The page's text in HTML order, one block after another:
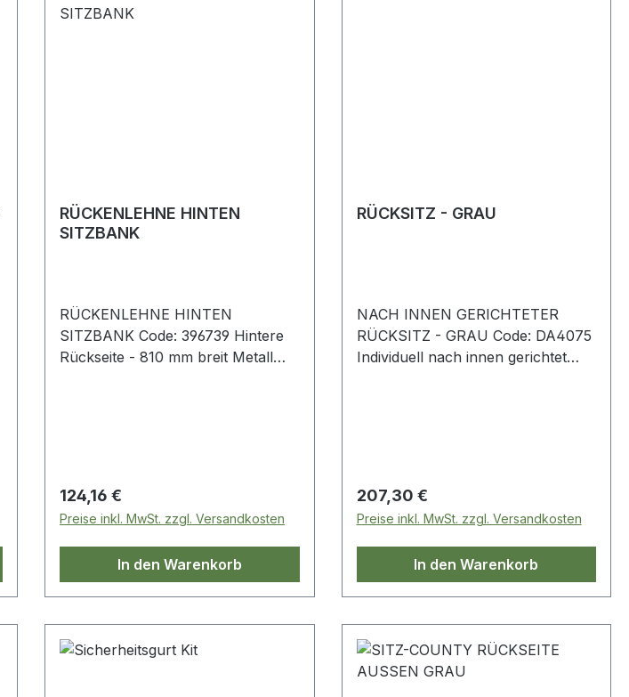
RÜCKENLEHNE HINTEN
SITZBANK
RÜCKENLEHNE HINTEN
SITZBANK Code: 396739 Hintere
Rückseite - 810 mm breit Metall
Regulärer Preis:
124,16 €
Preise inkl. MwSt. zzgl. Versandkosten
In den Warenkorb
RÜCKSITZ - GRAU
NACH INNEN GERICHTETER
RÜCKSITZ - GRAU Code: DA4075
Individuell nach innen gerichtet
Regulärer Preis:
207,30 €
Preise inkl. MwSt. zzgl. Versandkosten
In den Warenkorb